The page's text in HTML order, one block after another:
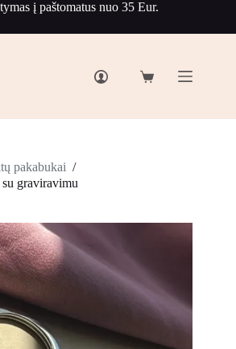
į paštomatus nuo 35 Eur.
pakabukai /
graviravimu